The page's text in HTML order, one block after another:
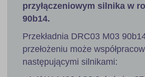
przyłączeniowym silnika w
90b14.
Przekładnia DRC03 M03
przełożeniu może
następującymi silnikami: